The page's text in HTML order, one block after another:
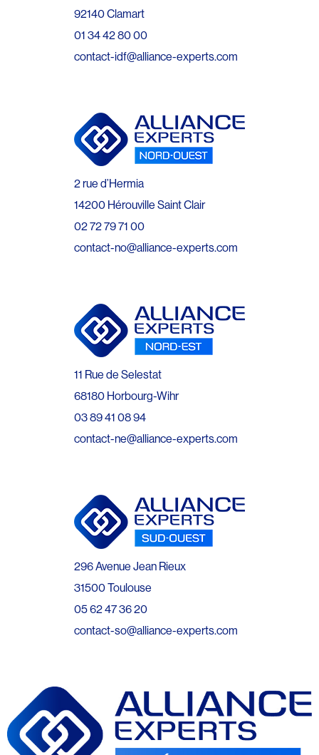
92140 Clamart
01 34 42 80 00
contact-idf@alliance-experts.com
2 rue d’Hermia
14200 Hérouville Saint Clair
02 72 79 71 00
contact-no@alliance-experts.com
11 Rue de Selestat
68180 Horbourg-Wihr
03 89 41 08 94
contact-ne@alliance-experts.com
296 Avenue Jean Rieux
31500 Toulouse
05 62 47 36 20
contact-so@alliance-experts.com